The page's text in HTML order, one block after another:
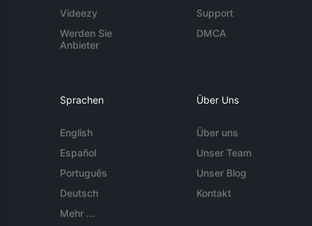
Videezy
Werden Sie
Anbieter
Support
DMCA
Sprachen
English
Español
Português
Deutsch
Mehr ...
Über Uns
Über uns
Unser Team
Unser Blog
Kontakt